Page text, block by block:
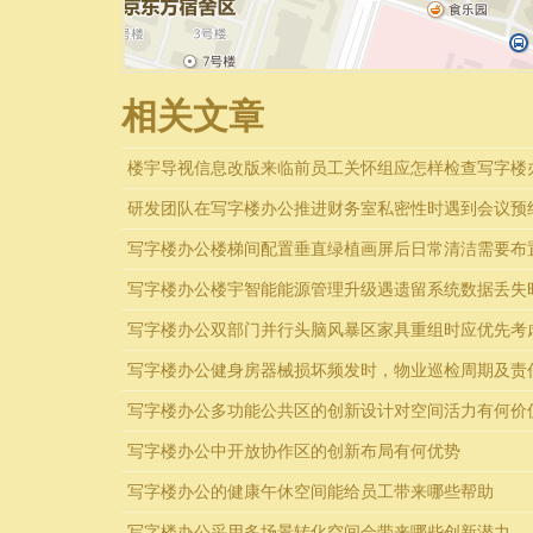
相关文章
楼宇导视信息改版来临前员工关怀组应怎样检查写字
研发团队在写字楼办公推进财务室私密性时遇到会议预
写字楼办公楼梯间配置垂直绿植画屏后日常清洁需要布
写字楼办公楼宇智能能源管理升级遇遗留系统数据丢
写字楼办公双部门并行头脑风暴区家具重组时应优先
写字楼办公健身房器械损坏频发时，物业巡检周期及
写字楼办公多功能公共区的创新设计对空间活力有何价
写字楼办公中开放协作区的创新布局有何优势
写字楼办公的健康午休空间能给员工带来哪些帮助